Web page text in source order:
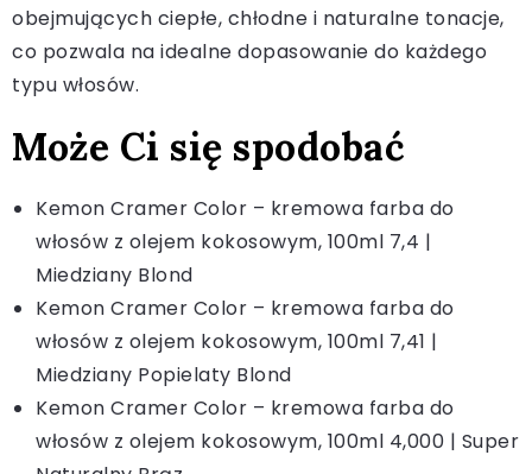
obejmujących ciepłe, chłodne i naturalne tonacje,
co pozwala na idealne dopasowanie do każdego
typu włosów.
Może Ci się spodobać
Kemon Cramer Color – kremowa farba do
włosów z olejem kokosowym, 100ml 7,4 |
Miedziany Blond
Kemon Cramer Color – kremowa farba do
włosów z olejem kokosowym, 100ml 7,41 |
Miedziany Popielaty Blond
Kemon Cramer Color – kremowa farba do
włosów z olejem kokosowym, 100ml 4,000 | Super